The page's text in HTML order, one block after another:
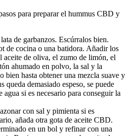
para preparar el hummus CBD y
de garbanzos. Escúrralos bien.
de cocina o una batidora. Añadir los
aceite de oliva, el zumo de limón, el
ahumado en polvo, la sal y la
bien hasta obtener una mezcla suave y
queda demasiado espeso, se puede
agua si es necesario para conseguir la
con sal y pimienta si es
añada otra gota de aceite CBD.
en un bol y refinar con una